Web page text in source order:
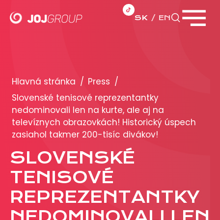
SK EN
Brandy
Produkty
PRODUKCIA
REKLAMA
Viac o reklamných formátoch
Prezentácia 2026
Hlavná stránka / Press /
Slovenské tenisové reprezentantky
nedominovali len na kurte, ale aj na
televíznych obrazovkách! Historický úspech
zasiahol takmer 200-tisíc divákov!
SLOVENSKÉ
TENISOVÉ
REPREZENTANTKY